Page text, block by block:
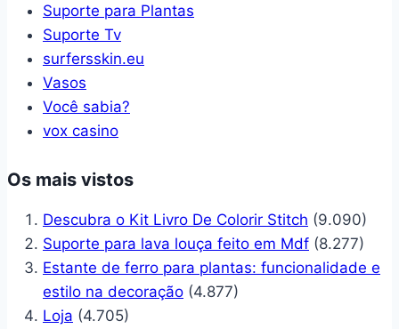
Suporte para Plantas
Suporte Tv
surfersskin.eu
Vasos
Você sabia?
vox casino
Os mais vistos
Descubra o Kit Livro De Colorir Stitch (9.090)
Suporte para lava louça feito em Mdf (8.277)
Estante de ferro para plantas: funcionalidade e
estilo na decoração (4.877)
Loja (4.705)